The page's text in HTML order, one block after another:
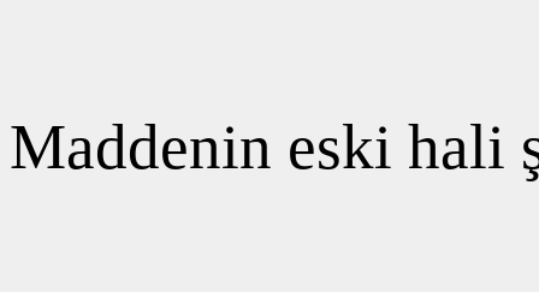
Maddenin eski hali